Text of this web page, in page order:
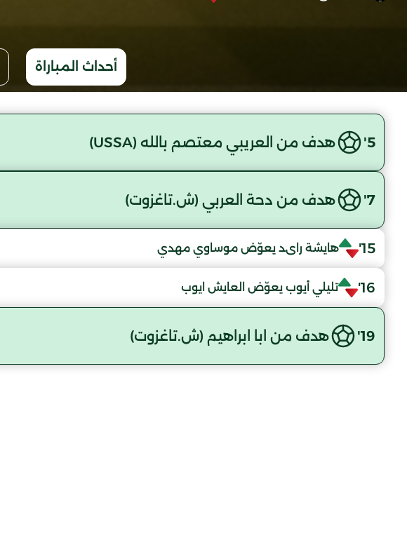
أحداث المباراة
5' هدف من العريبي معتصم بالله (USSA)
7' هدف من دحة العربي (ش.تاغزوت)
15' هايشة راىد يعوّض موساوي مهدي
16' تليلي أيوب يعوّض العايش ايوب
19' هدف من ابا ابراهيم (ش.تاغزوت)